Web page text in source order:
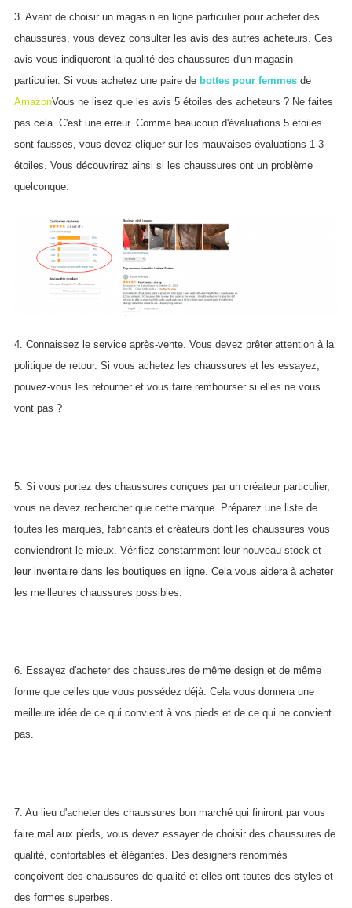
3. Avant de choisir un magasin en ligne particulier pour acheter des
chaussures, vous devez consulter les avis des autres acheteurs. Ces
avis vous indiqueront la qualité des chaussures d'un magasin
particulier. Si vous achetez une paire de bottes pour femmes de
AmazonVous ne lisez que les avis 5 étoiles des acheteurs ? Ne faites
pas cela. C'est une erreur. Comme beaucoup d'évaluations 5 étoiles
sont fausses, vous devez cliquer sur les mauvaises évaluations 1-3
étoiles. Vous découvrirez ainsi si les chaussures ont un problème
quelconque.
4. Connaissez le service après-vente. Vous devez prêter attention à la
politique de retour. Si vous achetez les chaussures et les essayez,
pouvez-vous les retourner et vous faire rembourser si elles ne vous
vont pas ?
5. Si vous portez des chaussures conçues par un créateur particulier,
vous ne devez rechercher que cette marque. Préparez une liste de
toutes les marques, fabricants et créateurs dont les chaussures vous
conviendront le mieux. Vérifiez constamment leur nouveau stock et
leur inventaire dans les boutiques en ligne. Cela vous aidera à acheter
les meilleures chaussures possibles.
6. Essayez d'acheter des chaussures de même design et de même
forme que celles que vous possédez déjà. Cela vous donnera une
meilleure idée de ce qui convient à vos pieds et de ce qui ne convient
pas.
7. Au lieu d'acheter des chaussures bon marché qui finiront par vous
faire mal aux pieds, vous devez essayer de choisir des chaussures de
qualité, confortables et élégantes. Des designers renommés
conçoivent des chaussures de qualité et elles ont toutes des styles et
des formes superbes.